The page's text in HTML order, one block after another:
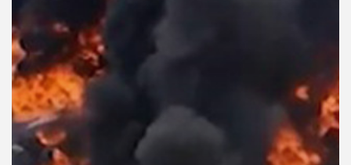
คุณ
เพลง
บทความ